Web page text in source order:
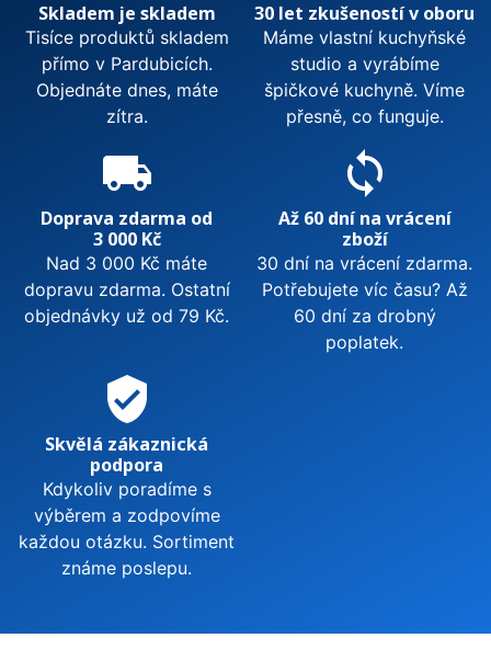
Skladem je skladem
Tisíce produktů skladem
přímo v Pardubicích.
Objednáte dnes, máte
zítra.
30 let zkušeností v oboru
Máme vlastní kuchyňské
studio a vyrábíme
špičkové kuchyně. Víme
přesně, co funguje.
local_shipping
Doprava zdarma od
3 000 Kč
Nad 3 000 Kč máte
dopravu zdarma. Ostatní
objednávky už od 79 Kč.
sync
Až 60 dní na vrácení
zboží
30 dní na vrácení zdarma.
Potřebujete víc času? Až
60 dní za drobný
poplatek.
verified_user
Skvělá zákaznická
podpora
Kdykoliv poradíme s
výběrem a zodpovíme
každou otázku. Sortiment
známe poslepu.